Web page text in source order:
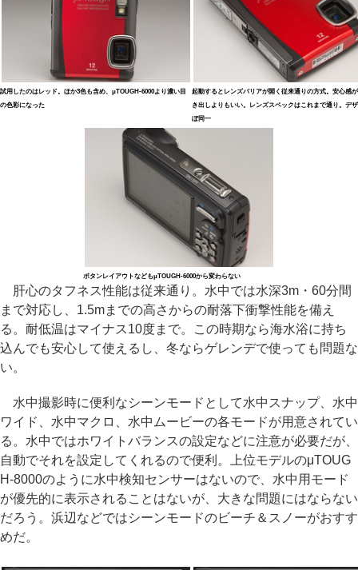
試用したのはレッド。ほか3色も含め、μTOUGH-6000より濃い目
の色彩になった
起動するとレンズバリアが開く従来通りの方式。安心感
き出しよりもいい。レンズスペックはこれまで通り。デ
ぼ同一
ボタンレイアウトなどもμTOUGH-6000から変わらない
肝心のタフネス性能は従来通り。水中では水深3m・60分間
まで対応し、1.5mまでの高さからの耐落下衝撃性能を備え
る。耐低温はマイナス10度まで。この時期なら海水浴に持ち
込んでも安心して使えるし、冬ならゲレンデで使っても問題な
い。
水中撮影時に便利なシーンモードとして水中スナップ、水中
ワイド、水中マクロ、水中ムービーの各モードが用意されてい
る。水中ではホワイトバランスの設定などに注意が必要だが、
自動でそれを設定してくれるので便利。上位モデルのμTOUG
H-8000のように水中検知センサーはないので、水中用モード
が優先的に表示されることはないが、大きな問題にはならない
だろう。浜辺などではシーンモードのビーチ＆スノーがおすす
めだ。